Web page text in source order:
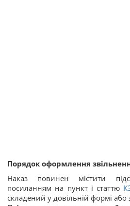
Порядок оформлення
Наказ повинен містити
посиланням на пункт і статтю
складений у довільній формі